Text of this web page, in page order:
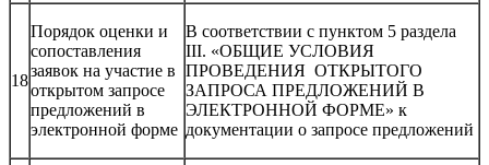
18
Порядок оценки и
сопоставления
заявок на участие в
открытом запросе
предложений в
электронной форме
В соответствии с пунктом 5 раздела
III. «ОБЩИЕ УСЛОВИЯ
ПРОВЕДЕНИЯ ОТКРЫТОГО
ЗАПРОСА ПРЕДЛОЖЕНИЙ В
ЭЛЕКТРОННОЙ ФОРМЕ» к
документации о запросе предложений